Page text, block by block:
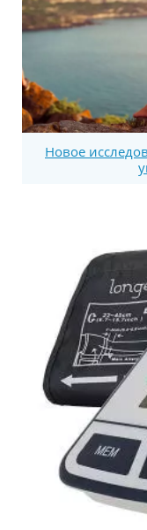
Новое